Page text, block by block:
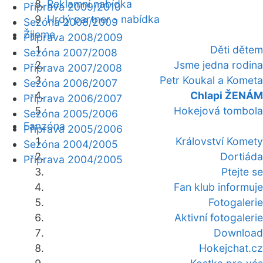
Reklamní nabídka
Hrdý partner - nabídka
Žijeme
Děti dětem
Jsme jedna rodina
Petr Koukal a Kometa
Chlapi ŽENÁM
Hokejová tombola
Fanzóna
Království Komety
Dortiáda
Ptejte se
Fan klub informuje
Fotogalerie
Aktivní fotogalerie
Download
Hokejchat.cz
Příprava 2009/2010
Sezóna 2008/2009
Příprava 2008/2009
Sezóna 2007/2008
Příprava 2007/2008
Sezóna 2006/2007
Příprava 2006/2007
Sezóna 2005/2006
Příprava 2005/2006
Sezóna 2004/2005
Příprava 2004/2005